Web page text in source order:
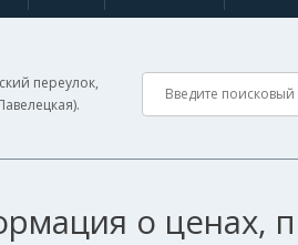
переулок,
о ценах,